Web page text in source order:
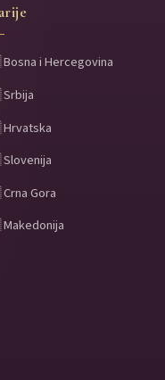
i Hercegovina
Gora